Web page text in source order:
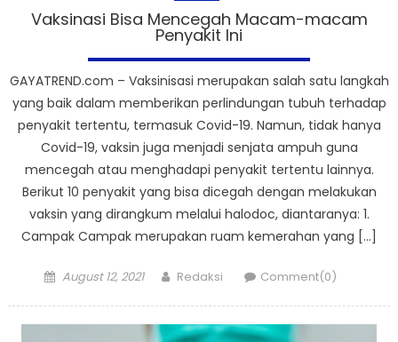
Vaksinasi Bisa Mencegah Macam-macam
Penyakit Ini
GAYATREND.com – Vaksinisasi merupakan salah satu langkah
yang baik dalam memberikan perlindungan tubuh terhadap
penyakit tertentu, termasuk Covid-19. Namun, tidak hanya
Covid-19, vaksin juga menjadi senjata ampuh guna
mencegah atau menghadapi penyakit tertentu lainnya.
Berikut 10 penyakit yang bisa dicegah dengan melakukan
vaksin yang dirangkum melalui halodoc, diantaranya: 1.
Campak Campak merupakan ruam kemerahan yang […]
Posted
August 12, 2021 Author
Redaksi Comment(0)